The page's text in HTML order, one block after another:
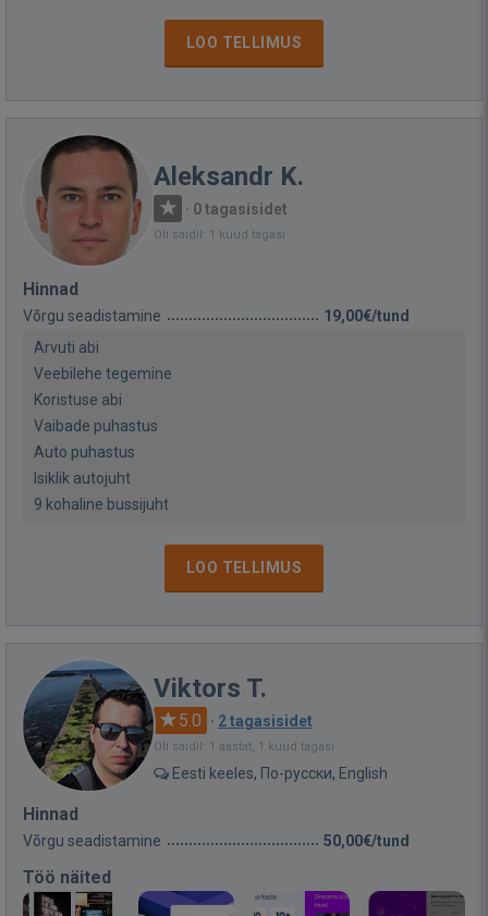
LOO TELLIMUS
Aleksandr K.
· 0 tagasisidet
Oli saidil: 1 kuud tagasi
Hinnad
Võrgu seadistamine
19,00€/tund
Arvuti abi
Veebilehe tegemine
Koristuse abi
Vaibade puhastus
Auto puhastus
Isiklik autojuht
9 kohaline bussijuht
LOO TELLIMUS
Viktors T.
5.0 · 2 tagasisidet
Oli saidil: 1 aastat, 1 kuud tagasi
Eesti keeles, По-русски, English
Hinnad
Võrgu seadistamine 50,00€/tund
Töö näited